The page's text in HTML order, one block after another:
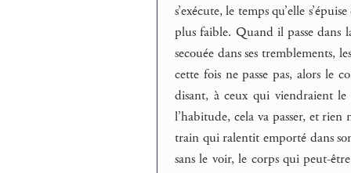
s’exécute, le temps qu’elle
plus faible. Quand il passe dans
secouée dans ses tremblements,
cette fois ne passe pas, alors le
disant, à ceux qui viendraient
l’habitude, cela va passer, et rien
train qui ralentit emporté dans
sans le voir, le corps qui peut-